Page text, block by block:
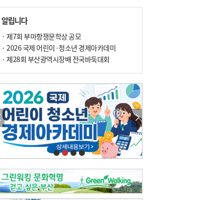
부정선거
선관위와 尹의 ‘0점 답안’
기고[전체보기]
대학과 지역 ‘연결’이 지역혁신이다
오페라 지휘자는 골을 넣지 않는다
엘리트 자평해온 市 공무원…생중계 회의서 능력 입증을
김준희의 클래식 인사이트[전체보기]
여름날의 애상, 왈츠
빛나는 꿈의 계절, 4월의 노래
김지윤의 우리음악 이야기[전체보기]
세종시대 음악이 전해진 이유
영산회상, 불교음악에서 풍류음악으로
뉴스와 현장[전체보기]
‘800조 투자’ 희비 가른 재생에너지
뜨거워지는 바다, 북쪽으로 열리는 항로
알립니다
· 제7회 부마항쟁문학상 공모
· 2026 국제 어린이·청소년 경제아카데미
· 제28회 부산광역시장배 전국바둑대회